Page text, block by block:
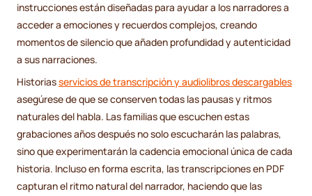
instrucciones están diseñadas para ayudar a los narradores a
acceder a emociones y recuerdos complejos, creando
momentos de silencio que añaden profundidad y autenticidad
a sus narraciones.
Historiasservicios de transcripción y audiolibros descargables
asegúrese de que se conserven todas las pausas y ritmos
naturales del habla. Las familias que escuchen estas
grabaciones años después no solo escucharán las palabras,
sino que experimentarán la cadencia emocional única de cada
historia. Incluso en forma escrita, las transcripciones en PDF
capturan el ritmo natural del narrador, haciendo que las